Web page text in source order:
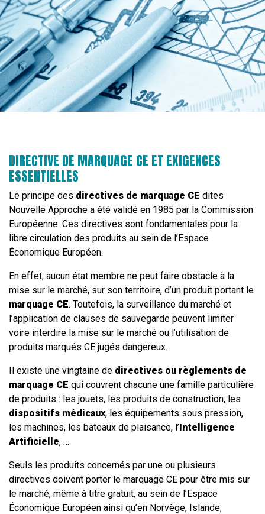
DIRECTIVE DE MARQUAGE CE ET EXIGENCES
ESSENTIELLES
Le principe des directives de marquage CE dites
Nouvelle Approche a été validé en 1985 par la Commission
Européenne. Ces directives sont fondamentales pour la
libre circulation des produits au sein de l’Espace
Économique Européen.
En effet, aucun état membre ne peut faire obstacle à la
mise sur le marché, sur son territoire, d’un produit portant le
marquage CE. Toutefois, la surveillance du marché et
l’application de clauses de sauvegarde peuvent limiter
voire interdire la mise sur le marché ou l’utilisation de
produits marqués CE jugés dangereux.
Il existe une vingtaine de directives ou règlements de
marquage CE qui couvrent chacune une famille particulière
de produits : les jouets, les produits de construction, les
dispositifs médicaux, les équipements sous pression,
les machines, les bateaux de plaisance, l’Intelligence
Artificielle, …
Seuls les produits concernés par une ou plusieurs
directives doivent porter le marquage CE pour être mis sur
le marché, même à titre gratuit, au sein de l’Espace
Économique Européen ainsi qu’en Norvège, Islande,